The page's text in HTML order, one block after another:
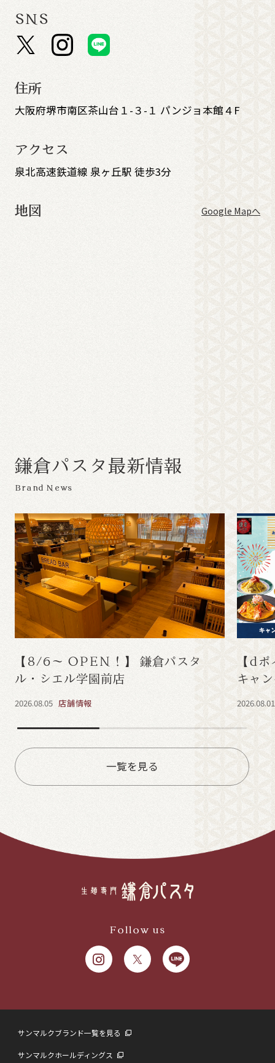
SNS
住所
大阪府堺市南区茶山台１-３-１ パンジョ本館４F
アクセス
泉北高速鉄道線 泉ヶ丘駅 徒歩3分
地図 Google Mapへ
鎌倉パ ス タ最新情報
Brand News
【8/6～ OPEN！】 鎌倉パスタ
ル・シエル学園前店
2026.08.05 店舗情報
【d
キャ
2026.08.01
一覧を見る
Follow us
サンマルクブランド一覧を見る
サンマルクホールディングス